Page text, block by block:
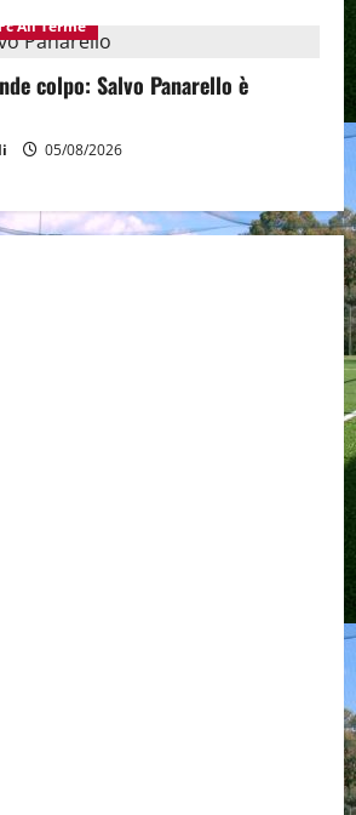
Alì Terme
colpo: Salvo Panarello è
05/08/2026